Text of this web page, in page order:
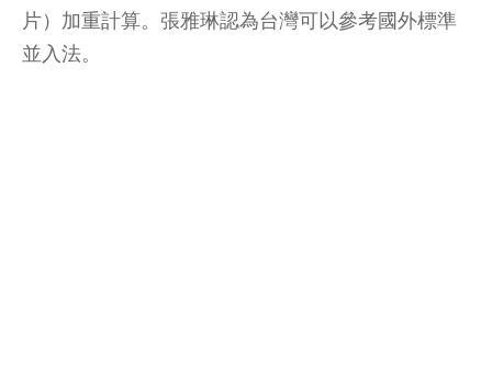
片）加重計算。張雅琳認為台灣可以參考國外標準
並入法。